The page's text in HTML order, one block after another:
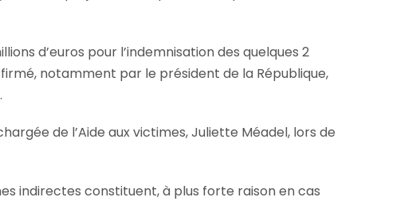
d’euros pour l’indemnisation des quelques 2
notamment par le président de la République,
de l’Aide aux victimes, Juliette Méadel, lors de
indirectes constituent, à plus forte raison en cas